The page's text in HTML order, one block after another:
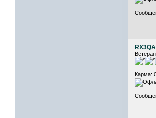
Ветеран
Карма: